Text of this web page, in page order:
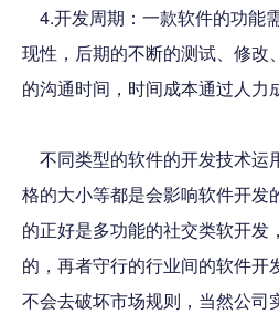
4.开发周期：一款软件的功能
现性，后期的不断的测试、修改
的沟通时间，时间成本通过人力
不同类型的软件的开发技术运
格的大小等都是会影响软件开发
的正好是多功能的社交类软开发
的，再者守行的行业间的软件开
不会去破坏市场规则，当然公司